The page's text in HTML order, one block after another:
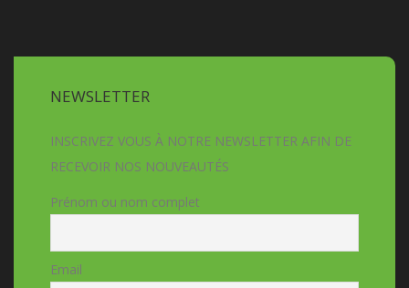
NEWSLETTER
INSCRIVEZ VOUS À NOTRE NEWSLETTER AFIN DE
RECEVOIR NOS NOUVEAUTÉS
Prénom ou nom complet
Email